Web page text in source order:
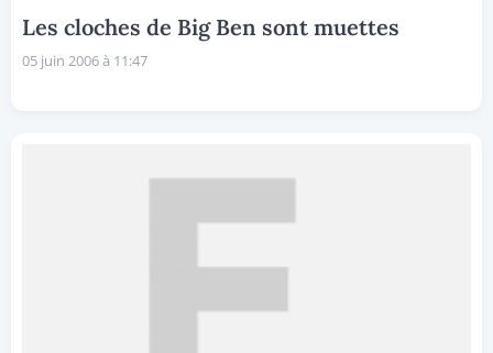
Les cloches de Big Ben sont muettes
05 juin 2006 à 11:47